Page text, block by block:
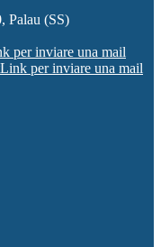
Palau (SS)
per inviare una mail
Link per inviare una mail